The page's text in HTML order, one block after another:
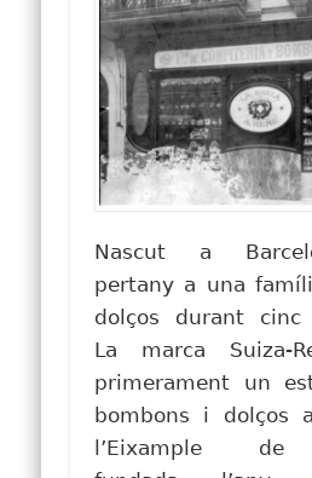
Nascut a
pertany a una
dolços durant cinc
La marca Suiza-
primerament un
bombons i dolços
l’Eixample de